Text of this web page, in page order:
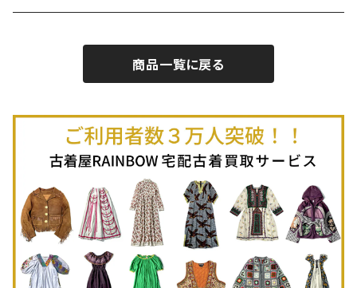
古着ポロシャツ
古着長袖ポロシャツ
古着スウェット
古着パーカー
古着タンクトップ
古着羽織り
古着ミニ丈スカート (丈56-75cm)
Autumn / Winter
商品一覧に戻る